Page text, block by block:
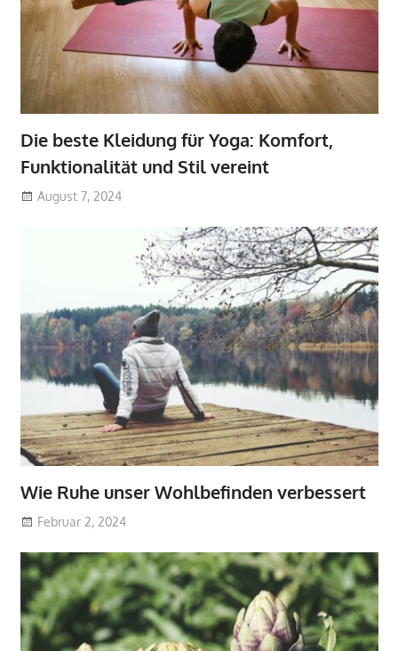
Die beste Kleidung für Yoga: Komfort,
Funktionalität und Stil vereint
August 7, 2024
Wie Ruhe unser Wohlbefinden verbessert
Februar 2, 2024